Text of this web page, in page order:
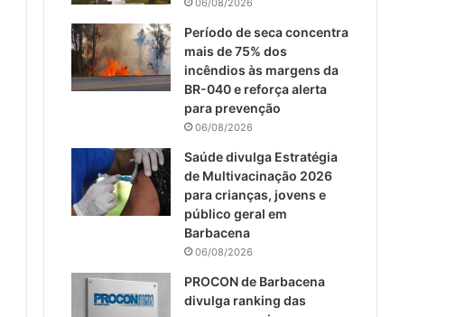
k
m
Período de seca concentra
mais de 75% dos
incêndios às margens da
BR-040 e reforça alerta
para prevenção
06/08/2026
Saúde divulga Estratégia
de Multivacinação 2026
para crianças, jovens e
público geral em
Barbacena
06/08/2026
PROCON de Barbacena
divulga ranking das